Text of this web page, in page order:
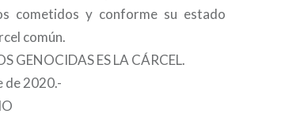
cometidos y conforme su estado
común.
GENOCIDAS ES LA CÁRCEL.
de 2020.-